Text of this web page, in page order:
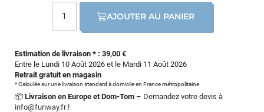
Estimation de livraison * : 39,00 €
Entre le Lundi 10 Août 2026 et le Mardi 11 Août 2026
Retrait gratuit en magasin
* Calculée sur une livraison standard à domicile en France métropolitaine
📦 Livraison en Europe et Dom-Tom – Demandez votre devis à
info@funway.fr!
AJOUTER AU PANIER